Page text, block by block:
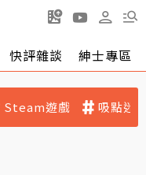
快評雜談 紳士專區
Steam遊戲 吸點迷